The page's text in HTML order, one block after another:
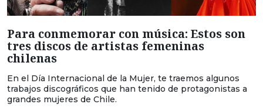
Para conmemorar con música: Estos son
tres discos de artistas femeninas
chilenas
En el Día Internacional de la Mujer, te traemos algunos
trabajos discográficos que han tenido de protagonistas a
grandes mujeres de Chile.